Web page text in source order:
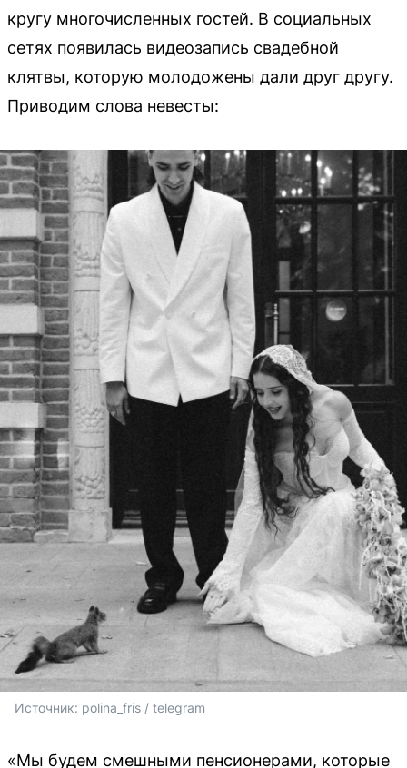
кругу многочисленных гостей. В социальных
сетях появилась видеозапись свадебной
клятвы, которую молодожены дали друг другу.
Приводим слова невесты:
Источник: polina_fris / telegram
«Мы будем смешными пенсионерами, которые